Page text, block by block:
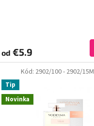
od €5.9
Novinka
Tip
Kód: 2902/100- 2902/15M